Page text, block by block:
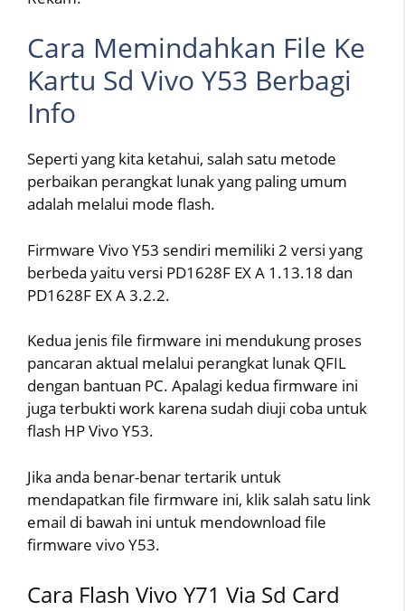
Cara Memindahkan File Ke
Kartu Sd Vivo Y53 Berbagi
Info
Seperti yang kita ketahui, salah satu metode
perbaikan perangkat lunak yang paling umum
adalah melalui mode flash.
Firmware Vivo Y53 sendiri memiliki 2 versi yang
berbeda yaitu versi PD1628F EX A 1.13.18 dan
PD1628F EX A 3.2.2.
Kedua jenis file firmware ini mendukung proses
pancaran aktual melalui perangkat lunak QFIL
dengan bantuan PC. Apalagi kedua firmware ini
juga terbukti work karena sudah diuji coba untuk
flash HP Vivo Y53.
Jika anda benar-benar tertarik untuk
mendapatkan file firmware ini, klik salah satu link
email di bawah ini untuk mendownload file
firmware vivo Y53.
Cara Flash Vivo Y71 Via Sd Card